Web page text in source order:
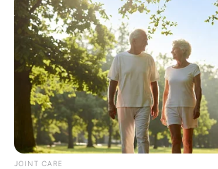
acompanhamento com nutricionista e
gestantes.
“Hoje é uma realidade, hoje nós
piscina funciona e que toda a
dos benefícios que a água pode
César Almeida, diretor de Esporte e Lazer.
“Essa piscina vai formar grandes
esperança e o nosso sonho”, finalizou o
Confira o vídeo do dia da inauguração:
JOINT CARE